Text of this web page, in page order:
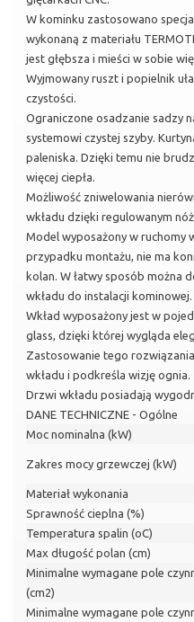
W kominku zastosowano
wykonaną z materiału
jest głębsza i mieści w sobie
Wyjmowany ruszt i popielnik
czystości.
Ograniczone osadzanie sadzy
systemowi czystej szyby.
paleniska. Dzięki temu nie
więcej ciepła.
Możliwość zniwelowania
wkładu dzięki regulowanym
Model wyposażony w ruchomy
przypadku montażu, nie ma
kolan. W łatwy sposób można
wkładu do instalacji kominowej.
Wkład wyposażony jest w
glass, dzięki której wygląda
Zastosowanie tego
wkładu i podkreśla wizję ognia.
Drzwi wkładu posiadają
DANE TECHNICZNE - Ogólne
Moc nominalna (kW)
Zakres mocy grzewczej (kW)
Materiał wykonania
Sprawność cieplna (%)
Temperatura spalin (oC)
Max długość polan (cm)
Minimalne wymagane pole
(cm2)
Minimalne wymagane pole